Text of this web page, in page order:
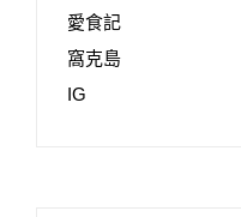
愛食記
窩克島
IG